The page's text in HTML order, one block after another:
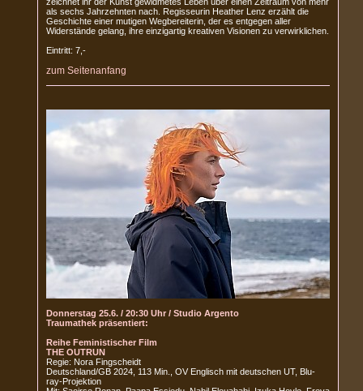
als sechs Jahrzehnten nach. Regisseurin Heather Lenz erzählt die
Geschichte einer mutigen Wegbereiterin, der es entgegen aller
Widerstände gelang, ihre einzigartig kreativen Visionen zu verwirklichen.
Eintritt: 7,-
zum Seitenanfang
Donnerstag 25.6. / 20:30 Uhr / Studio Argento
Traumathek präsentiert:
Reihe Feministischer Film
THE OUTRUN
Regie: Nora Fingscheidt
Deutschland/GB 2024, 113 Min., OV Englisch mit deutschen UT, Blu-
ray-Projektion